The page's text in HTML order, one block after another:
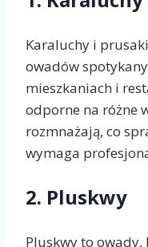
Karaluchy i
owadów
mieszkaniach i
odporne na różne
rozmnażają, co
wymaga
2. Pluskwy
Pluskwy to